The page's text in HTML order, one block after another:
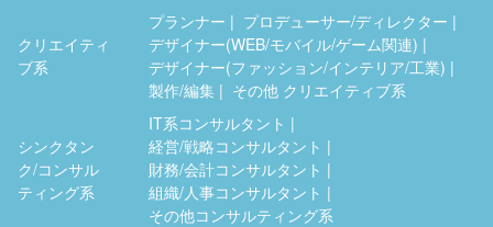
クリエイティ
ブ系
プランナー
プロデューサー/ディレクター
デザイナー(WEB/モバイル/ゲーム関連)
デザイナー(ファッション/インテリア/工業)
製作/編集
その他 クリエイティブ系
シンクタン
ク/コンサル
ティング系
IT系コンサルタント
経営/戦略コンサルタント
財務/会計コンサルタント
組織/人事コンサルタント
その他コンサルティング系